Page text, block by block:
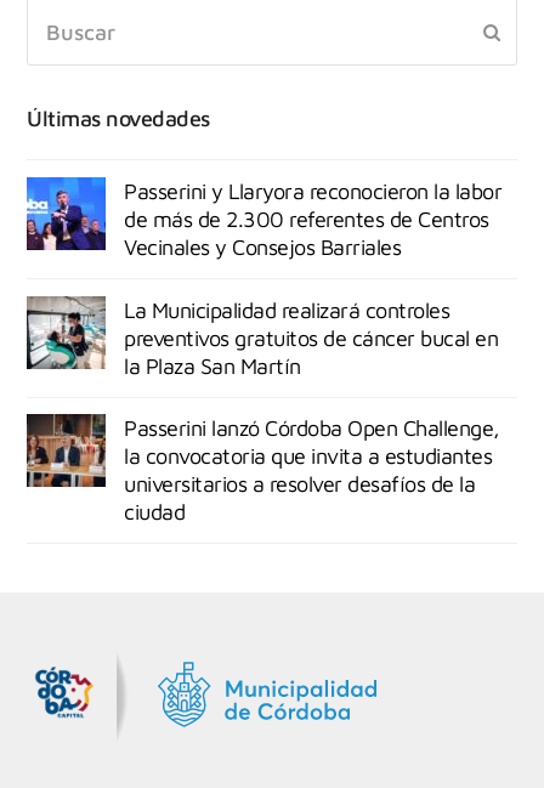
Últimas novedades
Passerini y Llaryora reconocieron la labor
de más de 2.300 referentes de Centros
Vecinales y Consejos Barriales
La Municipalidad realizará controles
preventivos gratuitos de cáncer bucal en
la Plaza San Martín
Passerini lanzó Córdoba Open Challenge,
la convocatoria que invita a estudiantes
universitarios a resolver desafíos de la
ciudad